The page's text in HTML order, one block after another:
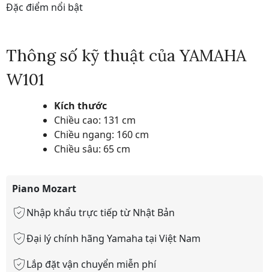
Đặc điểm nổi bật
Thông số kỹ thuật của YAMAHA
W101
Kích thước
Chiều cao: 131 cm
Chiều ngang: 160 cm
Chiều sâu: 65 cm
Piano Mozart
Nhập khẩu trực tiếp từ Nhật Bản
Đại lý chính hãng Yamaha tại Việt Nam
Lắp đặt vận chuyển miễn phí